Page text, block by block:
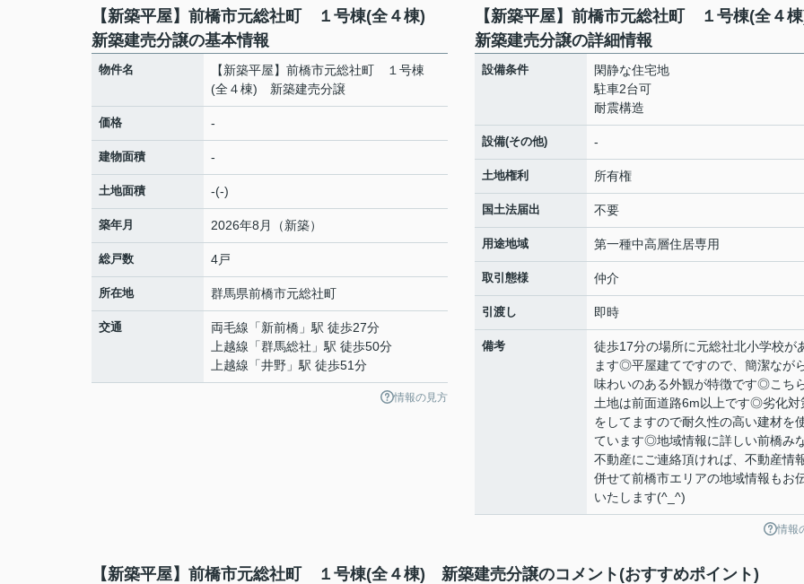
【新築平屋】前橋市元総社町 １号棟(全４棟)
新築建売分譲の基本情報
物件名
【新築平屋】前橋市元総社町 １号棟
(全４棟) 新築建売分譲
価格 -
建物面積 -
土地面積 -(-)
築年月 2026年8月（新築）
総戸数 4戸
所在地 群馬県前橋市元総社町
交通 両毛線 「新前橋 」駅 徒歩27分
上越線 「群馬総社 」駅 徒歩50分
上越線 「井野 」駅 徒歩51分
情報の見方
【新築平屋】前橋市元総社町 １号棟(全
新築建売分譲の詳細情報
設備条件
閑静な住宅地
駐車2台可
耐震構造
設備(その他) -
土地権利 所有権
国土法届出 不要
用途地域 第一種中高層住居専用
取引態様 仲介
引渡し 即時
備考
徒歩17分の場所に元総社北小学校が
ます◎平屋建てですので、簡潔なが
味わいのある外観が特徴です◎こち
土地は前面道路6m以上です◎劣化対
をしてますので耐久性の高い建材を
ています◎地域情報に詳しい前橋み
不動産にご連絡頂ければ、不動産情
併せて前橋市エリアの地域情報もお
いたします(^_^)
情報
【新築平屋】前橋市元総社町 １号棟(全４棟) 新築建売分譲のコメント(おすすめポイント)